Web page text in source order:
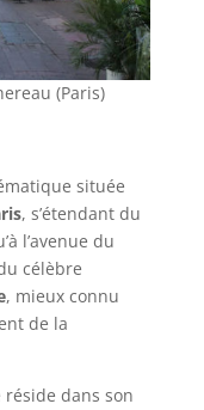
(Paris)
située
, s’étendant du
l’avenue du
célèbre
, mieux connu
de la
dans son